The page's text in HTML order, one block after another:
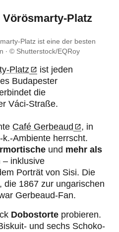
Vörösmarty-Platz
Platz ist eine der besten
© Shutterstock/EQRoy
Platz
ist jeden
Budapester
die
Váci-Straße.
Café Gerbeaud
, in
Ambiente herrscht.
und mehr als
– inklusive
Porträt von Sisi. Die
die 1867 zur ungarischen
Gerbeaud-Fan.
Dobostorte probieren.
und sechs Schoko-